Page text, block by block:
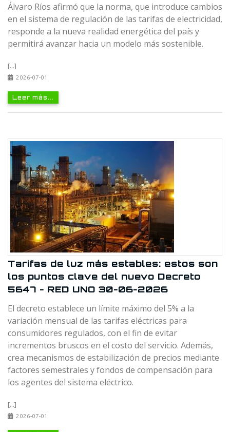
Álvaro Ríos afirmó que la norma, que introduce cambios
en el sistema de regulación de las tarifas de electricidad,
responde a la nueva realidad energética del país y
permitirá avanzar hacia un modelo más sostenible.
[...]
2026-07-01
Leer más...
Tarifas de luz más estables: estos son
los puntos clave del nuevo Decreto
5647 - RED UNO 30-06-2026
El decreto establece un límite máximo del 5% a la
variación mensual de las tarifas eléctricas para
consumidores regulados, con el fin de evitar
incrementos bruscos en el costo del servicio. Además,
crea mecanismos de estabilización de precios mediante
factores semestrales y fondos de compensación para
los agentes del sistema eléctrico.
[...]
2026-07-01